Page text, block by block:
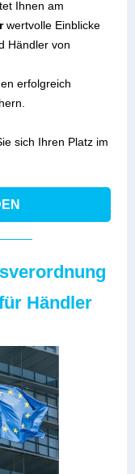
Ihnen am
wertvolle Einblicke
Händler von
erfolgreich
sich Ihren Platz im
Händler